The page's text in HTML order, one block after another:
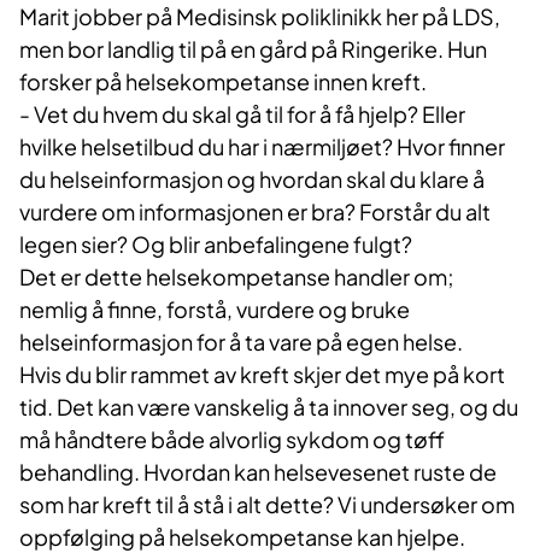
Marit jobber på Medisinsk poliklinikk her på LDS,
men bor landlig til på en gård på Ringerike. Hun
forsker på helsekompetanse innen kreft.
- Vet du hvem du skal gå til for å få hjelp? Eller
hvilke helsetilbud du har i nærmiljøet? Hvor finner
du helseinformasjon og hvordan skal du klare å
vurdere om informasjonen er bra? Forstår du alt
legen sier? Og blir anbefalingene fulgt?
Det er dette helsekompetanse handler om;
nemlig å finne, forstå, vurdere og bruke
helseinformasjon for å ta vare på egen helse.
Hvis du blir rammet av kreft skjer det mye på kort
tid. Det kan være vanskelig å ta innover seg, og du
må håndtere både alvorlig sykdom og tøff
behandling. Hvordan kan helsevesenet ruste de
som har kreft til å stå i alt dette? Vi undersøker om
oppfølging på helsekompetanse kan hjelpe.